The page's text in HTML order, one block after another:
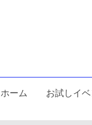
ホーム お試しイベ